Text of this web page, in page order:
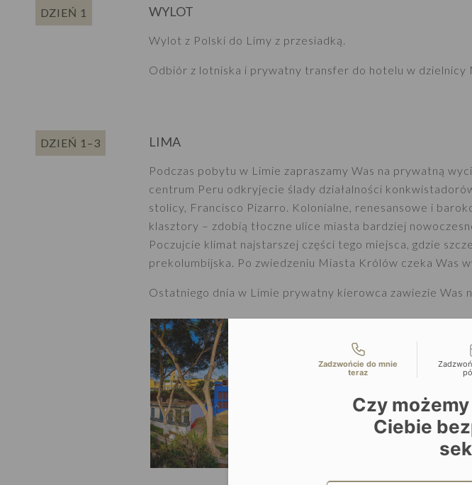
DZIEŃ 1 WYLOT
Wylot z Polski do Limy z przesiadką.
Odbiór z lotniska i prywatny transfer do hotelu w dzielnicy
DZIEŃ 1–3 LIMA
Podczas pobytu w Limie zapraszamy Was na prywatną
centrum Peru odkryjecie ślady działalności
stolicy, Francisco Pizarro. Kolonialne, renesansowe i
klasztory – zdobią tłoczne ulice miasta bardziej
Poczujcie klimat najstarszej części tego miejsca, gdzie
prekolumbijska. Po zwiedzeniu Miasta Królów czeka Was
Ostatniego dnia w Limie prywatny kierowca zawiezie Was
Możliwości kontaktu
Zadzwońcie do mnie
teraz
Czy
Ciebie